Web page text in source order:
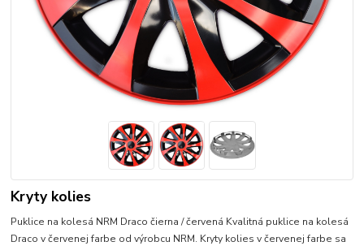
Kryty kolies
Puklice na kolesá NRM Draco čierna / červená Kvalitná puklice na kolesá
Draco v červenej farbe od výrobcu NRM. Kryty kolies v červenej farbe sa